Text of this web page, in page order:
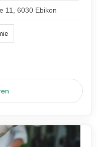
11, 6030 Ebikon